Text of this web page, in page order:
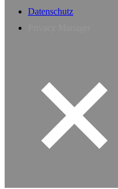
Datenschutz